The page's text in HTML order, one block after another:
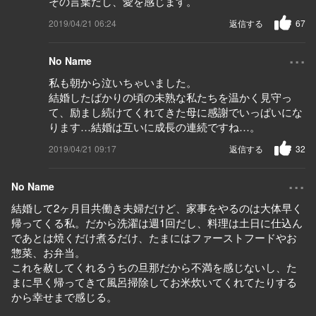
2019/04/21 06:24 67
返信する
No Name ...
私も朝から泣いちゃいました。
結婚したばかりの頃の未熟な私たちを温かく見守っ
て、励まし続けてくれてきた母に感謝でいっぱいにな
ります…結婚は互いに成長の連続ですね…。
2019/04/21 09:17 32
返信する
No Name ...
結婚して2ヶ月目共働き夫婦だけど、家事をやるのは大体早く
帰ってくる私。だから洗濯は週1回だし、料理は土日に仕込ん
であとは焼くだけ煮るだけ、たまにはファーストフードやお
惣菜、お弁当。
これを赦してくれるうちの旦那だから不満を感じないし、た
まに早く帰ってきて風呂掃除してお米炊いてくれてたりする
から幸せまで感じる。